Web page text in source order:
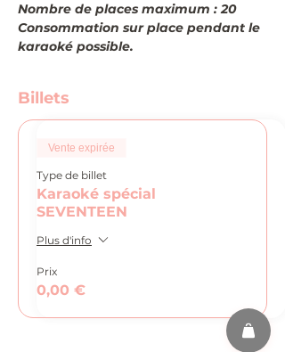
Nombre de places maximum : 20
Consommation sur place pendant le
karaoké possible.
Billets
Vente expirée
Type de billet
Karaoké spécial
SEVENTEEN
Plus d'info
Prix
0,00 €